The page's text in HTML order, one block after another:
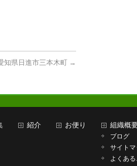
知県日進市三本木町 →
紹介 お便り 組織概
ブログ
サイトマ
よくあ